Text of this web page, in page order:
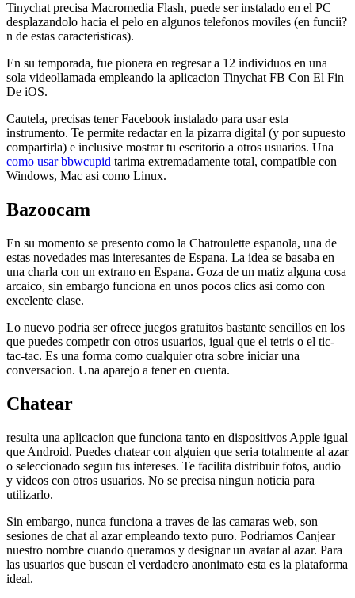
Tinychat precisa Macromedia Flash, puede ser instalado en el PC
desplazandolo hacia el pelo en algunos telefonos moviles (en funcii?
n de estas caracteristicas).
En su temporada, fue pionera en regresar a 12 individuos en una
sola videollamada empleando la aplicacion Tinychat FB Con El Fin
De iOS.
Cautela, precisas tener Facebook instalado para usar esta
instrumento. Te permite redactar en la pizarra digital (y por supuesto
compartirla) e inclusive mostrar tu escritorio a otros usuarios. Una
como usar bbwcupid tarima extremadamente total, compatible con
Windows, Mac asi­ como Linux.
Bazoocam
En su momento se presento como la Chatroulette espanola, una de
estas novedades mas interesantes de Espana. La idea se basaba en
una charla con un extrano en Espana. Goza de un matiz alguna cosa
arcaico, sin embargo funciona en unos pocos clics asi­ como con
excelente clase.
Lo nuevo podri­a ser ofrece juegos gratuitos bastante sencillos en los
que puedes competir con otros usuarios, igual que el tetris o el tic-
tac-tac. Es una forma como cualquier otra sobre iniciar una
conversacion. Una aparejo a tener en cuenta.
Chatear
resulta una aplicacion que funciona tanto en dispositivos Apple igual
que Android. Puedes chatear con alguien que seri­a totalmente al azar
o seleccionado segun tus intereses. Te facilita distribuir fotos, audio
y videos con otros usuarios. No se precisa ningun noticia para
utilizarlo.
Sin embargo, nunca funciona a traves de las camaras web, son
sesiones de chat al azar empleando texto puro. Podri­amos Canjear
nuestro nombre cuando queramos y designar un avatar al azar. Para
las usuarios que buscan el verdadero anonimato esta es la plataforma
ideal.